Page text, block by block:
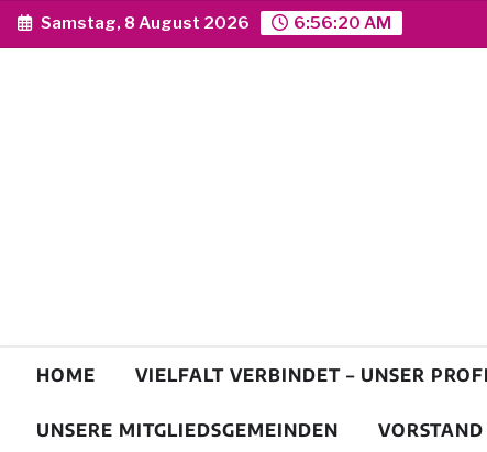
Skip
to
Samstag, 8 August 2026 6:56:21 AM
HOME VIELFALT VERBINDET – UNSER
UNSERE MITGLIEDSGEMEINDEN